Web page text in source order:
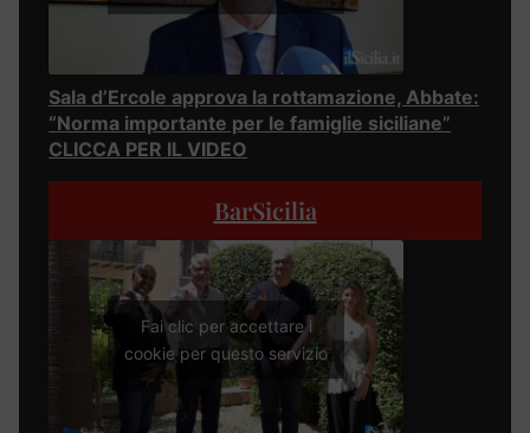
Sala d’Ercole approva la rottamazione, Abbate:
“Norma importante per le famiglie siciliane”
CLICCA PER IL VIDEO
BarSicilia
Fai clic per accettare i
cookie per questo servizio